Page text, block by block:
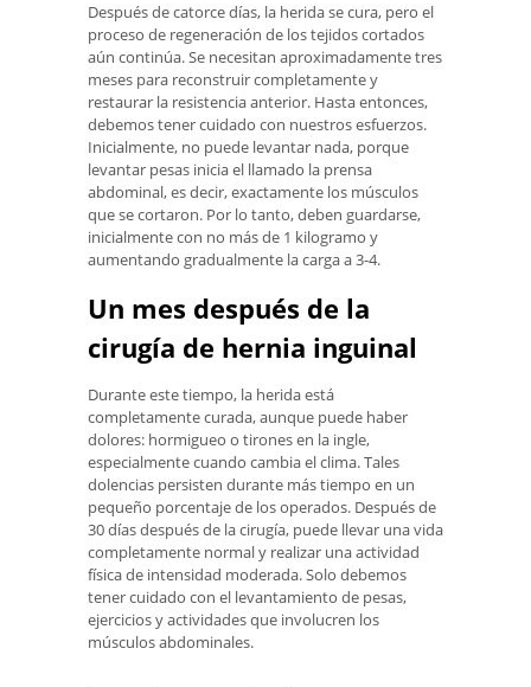
Después de catorce días, la herida se cura, pero el
proceso de regeneración de los tejidos cortados
aún continúa. Se necesitan aproximadamente tres
meses para reconstruir completamente y
restaurar la resistencia anterior. Hasta entonces,
debemos tener cuidado con nuestros esfuerzos.
Inicialmente, no puede levantar nada, porque
levantar pesas inicia el llamado la prensa
abdominal, es decir, exactamente los músculos
que se cortaron. Por lo tanto, deben guardarse,
inicialmente con no más de 1 kilogramo y
aumentando gradualmente la carga a 3-4.
Un mes después de la
cirugía de hernia inguinal
Durante este tiempo, la herida está
completamente curada, aunque puede haber
dolores: hormigueo o tirones en la ingle,
especialmente cuando cambia el clima. Tales
dolencias persisten durante más tiempo en un
pequeño porcentaje de los operados. Después de
30 días después de la cirugía, puede llevar una vida
completamente normal y realizar una actividad
física de intensidad moderada. Solo debemos
tener cuidado con el levantamiento de pesas,
ejercicios y actividades que involucren los
músculos abdominales.